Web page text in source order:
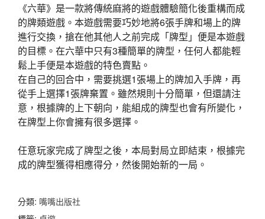
《六華》是一款將傳統麻將的遊戲體驗簡化後重構而成
的牌類遊戲。本遊戲需要巧妙地將6張手牌和場上的牌
進行交換，搶在他其他人之前完成「牌型」便是本遊戲
的目標。在六華中只有3種簡單的牌型，任何人都能輕
鬆上手便是本遊戲的特色賣點。
在自己的回合中，需要挑選1張場上的牌加入手牌，再
從手上選擇1張牌棄置。雖然規則十分簡單，但還請注
意，根據牌的上下朝向，能組成的牌型也會有所變化，
在牌型上你會擁有很多選擇。
任意玩家完成了牌型之後，本局對局立即結束，根據完
成的牌型獲得相應得分，然後開始新的一局。
分類: 嘴嘴出版社